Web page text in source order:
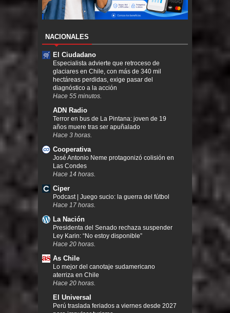
NACIONALES
El Ciudadano
Especialista advierte que retroceso de
glaciares en Chile, con más de 340 mil
hectáreas perdidas, exige pasar del
diagnóstico a la acción
Hace 55 minutos.
ADN Radio
Terror en bus de La Pintana: joven de 19
años muere tras ser apuñalado
Hace 3 horas.
Cooperativa
José Antonio Neme protagonizó colisión en
Las Condes
Hace 14 horas.
Ciper
Podcast | Juego sucio: la guerra del fútbol
Hace 17 horas.
La Nación
Presidenta del Senado rechaza suspender
Ley Karin: “No estoy disponible”
Hace 20 horas.
As Chile
Lo mejor del canotaje sudamericano
aterriza en Chile
Hace 20 horas.
El Universal
Perú traslada feriados a viernes desde 2027